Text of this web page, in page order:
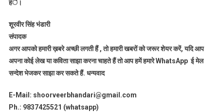
हंै।
शूरवीर सिंह भंडारी
संपादक
अगर आपको हमारी ख़बरे अच्छी लगती हैं , तो हमारी खबरों को जरूर शेयर करें, यदि आप
अपना कोई लेख या कविता साझा करना चाहते हैं तो आप हमें हमारे WhatsApp ई मेल
सन्देश भेजकर साझा कर सकते हैं. धन्यवाद
E-Mail: shoorveerbhandari@gmail.com
Ph.: 9837425521 (whatsapp)